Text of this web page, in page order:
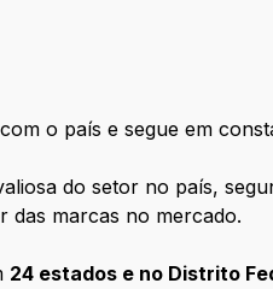
o país e segue em
do setor no país,
das marcas no mercado.
24 estados e no Distrito